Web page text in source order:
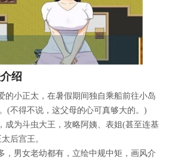
绍
的小正太，在暑假期间独自乘船前往小岛
(不得不说，这父母的心可真够大的。)
成为斗虫大王，攻略阿姨、表姐(甚至连基
后宫王。
，男女老幼都有，立绘中规中矩，画风介